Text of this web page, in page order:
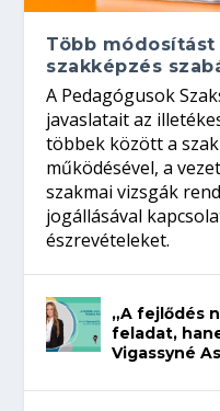
Több módosítást
szakképzés
A Pedagógusok
javaslatait az
többek között a
működésével, a
szakmai vizsgák
jogállásával
észrevételeket.
„A fejlődés
feladat,
Vigassyné